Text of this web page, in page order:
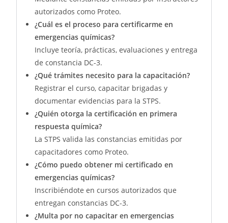
autorizados como Proteo.
¿Cuál es el proceso para certificarme en
emergencias químicas?
Incluye teoría, prácticas, evaluaciones y entrega
de constancia DC-3.
¿Qué trámites necesito para la capacitación?
Registrar el curso, capacitar brigadas y
documentar evidencias para la STPS.
¿Quién otorga la certificación en primera
respuesta química?
La STPS valida las constancias emitidas por
capacitadores como Proteo.
¿Cómo puedo obtener mi certificado en
emergencias químicas?
Inscribiéndote en cursos autorizados que
entregan constancias DC-3.
¿Multa por no capacitar en emergencias